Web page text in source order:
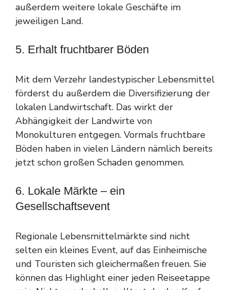
außerdem weitere lokale Geschäfte im
jeweiligen Land.
5. Erhalt fruchtbarer Böden
Mit dem Verzehr landestypischer Lebensmittel
förderst du außerdem die Diversifizierung der
lokalen Landwirtschaft. Das wirkt der
Abhängigkeit der Landwirte von
Monokulturen entgegen. Vormals fruchtbare
Böden haben in vielen Ländern nämlich bereits
jetzt schon großen Schaden genommen.
6. Lokale Märkte – ein
Gesellschaftsevent
Regionale Lebensmittelmärkte sind nicht
selten ein kleines Event, auf das Einheimische
und Touristen sich gleichermaßen freuen. Sie
können das Highlight einer jeden Reiseetappe